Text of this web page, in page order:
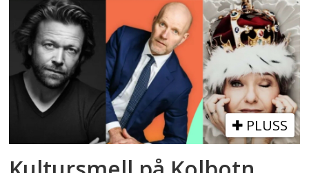
PLUSS